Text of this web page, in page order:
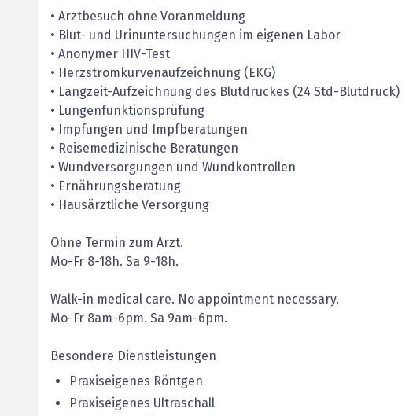
• Arztbesuch ohne Voranmeldung
• Blut- und Urinuntersuchungen im eigenen Labor
• Anonymer HIV-Test
• Herzstromkurvenaufzeichnung (EKG)
• Langzeit-Aufzeichnung des Blutdruckes (24 Std-Blutdruck)
• Lungenfunktionsprüfung
• Impfungen und Impfberatungen
• Reisemedizinische Beratungen
• Wundversorgungen und Wundkontrollen
• Ernährungsberatung
• Hausärztliche Versorgung
Ohne Termin zum Arzt.
Mo-Fr 8-18h. Sa 9-18h.
Walk-in medical care. No appointment necessary.
Mo-Fr 8am-6pm. Sa 9am-6pm.
Besondere Dienstleistungen
Praxiseigenes Röntgen
Praxiseigenes Ultraschall